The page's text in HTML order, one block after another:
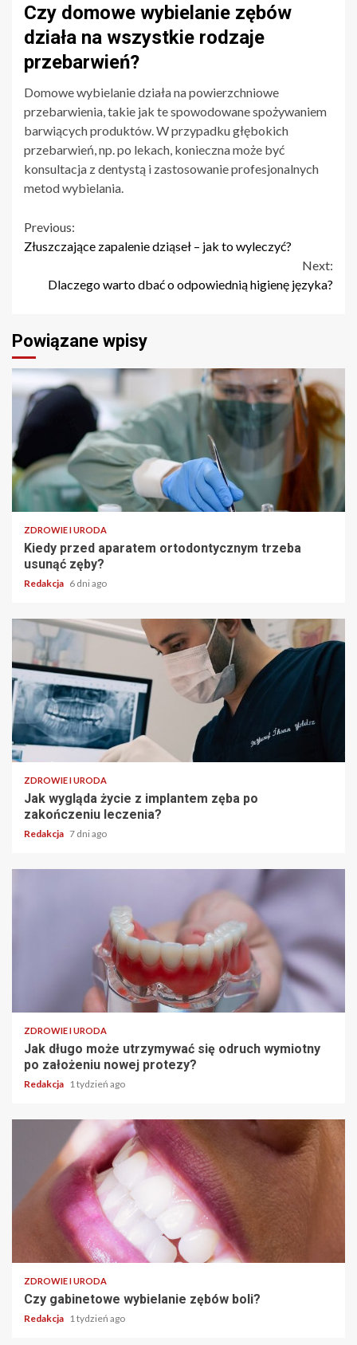
Czy domowe wybielanie zębów
działa na wszystkie rodzaje
przebarwień?
Domowe wybielanie działa na powierzchniowe
przebarwienia, takie jak te spowodowane spożywaniem
barwiących produktów. W przypadku głębokich
przebarwień, np. po lekach, konieczna może być
konsultacja z dentystą i zastosowanie profesjonalnych
metod wybielania.
Continue
Previous:
Złuszczające zapalenie dziąseł – jak to wyleczyć?
Next:
Dlaczego warto dbać o odpowiednią higienę języka?
Powiązane wpisy
ZDROWIE I URODA
Kiedy przed aparatem ortodontycznym trzeba
usunąć zęby?
Redakcja 6 dni ago
ZDROWIE I URODA
Jak wygląda życie z implantem zęba po
zakończeniu leczenia?
Redakcja 7 dni ago
ZDROWIE I URODA
Jak długo może utrzymywać się odruch wymiotny
po założeniu nowej protezy?
Redakcja 1 tydzień ago
ZDROWIE I URODA
Czy gabinetowe wybielanie zębów boli?
Redakcja 1 tydzień ago